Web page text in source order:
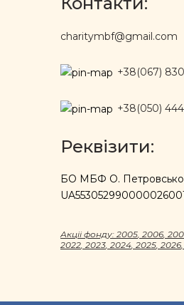
charitymbf@gmail.com
+38(067)
+38(050)
Реквізити:
БО МБФ О.
Акцii фонду: 2005, 2006,
2022, 2023, 2024, 2025, 2026,